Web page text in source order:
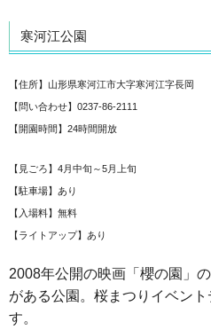
寒河江公園
【住所】山形県寒河江市大字寒河江字長岡
【問い合わせ】0237-86-2111
【開園時間】24時間開放
【見ごろ】4月中旬～5月上旬
【駐車場】あり
【入場料】無料
【ライトアップ】あり
2008年公開の映画「櫻の園」
がある公園。桜まつりイベン
す。